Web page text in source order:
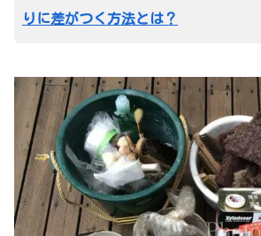
りに差がつく方法とは？